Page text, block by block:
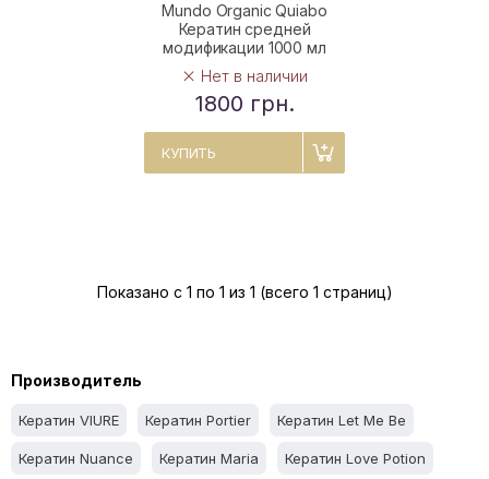
Mundo Organic Quiabo
Кератин средней
модификации 1000 мл
Нет в наличии
1800 грн.
КУПИТЬ
Показано с 1 по 1 из 1 (всего 1 страниц)
Производитель
Кератин VIURE Кератин Portier Кератин Let Me Be
Кератин Nuance Кератин Maria Кератин Love Potion